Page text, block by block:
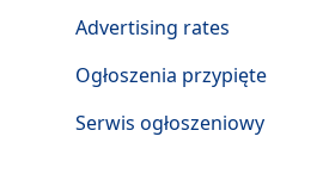
Advertising rates
Ogłoszenia przypięte
Serwis ogłoszeniowy